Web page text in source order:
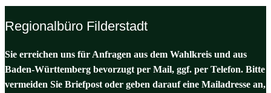
Regionalbüro Filderstadt
Sie erreichen uns für Anfragen aus dem Wahlkreis und aus
Baden-Württemberg bevorzugt per Mail, ggf. per Telefon. Bitte
vermeiden Sie Briefpost oder geben darauf eine Mailadresse an,